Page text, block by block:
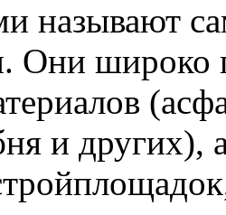
называют
Они широко
и других),